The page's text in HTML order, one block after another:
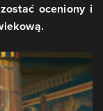
oceniony i